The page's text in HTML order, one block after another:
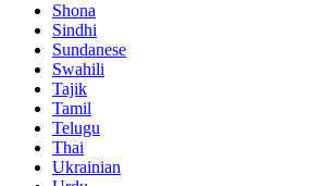
Shona
Sindhi
Sundanese
Swahili
Tajik
Tamil
Telugu
Thai
Ukrainian